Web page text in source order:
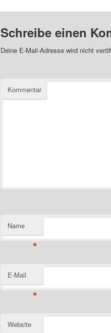
Schreibe einen
Deine E-Mail-Adresse wird nicht
Kommentar
Name
*
E-Mail
*
Website